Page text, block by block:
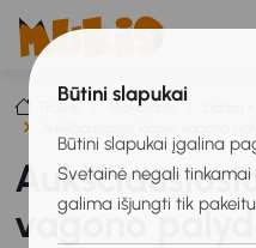
Būtini slapukai
Būtini slapukai įgalina
Svetainė negali tinkamai
galima išjungti tik
Titulinis Mokiniams
vagono